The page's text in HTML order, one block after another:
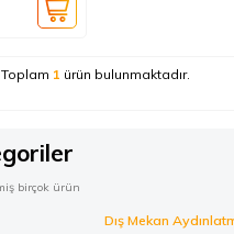
Toplam 1 ürün bulunmaktadır.
birçok ürün
Dış Mekan